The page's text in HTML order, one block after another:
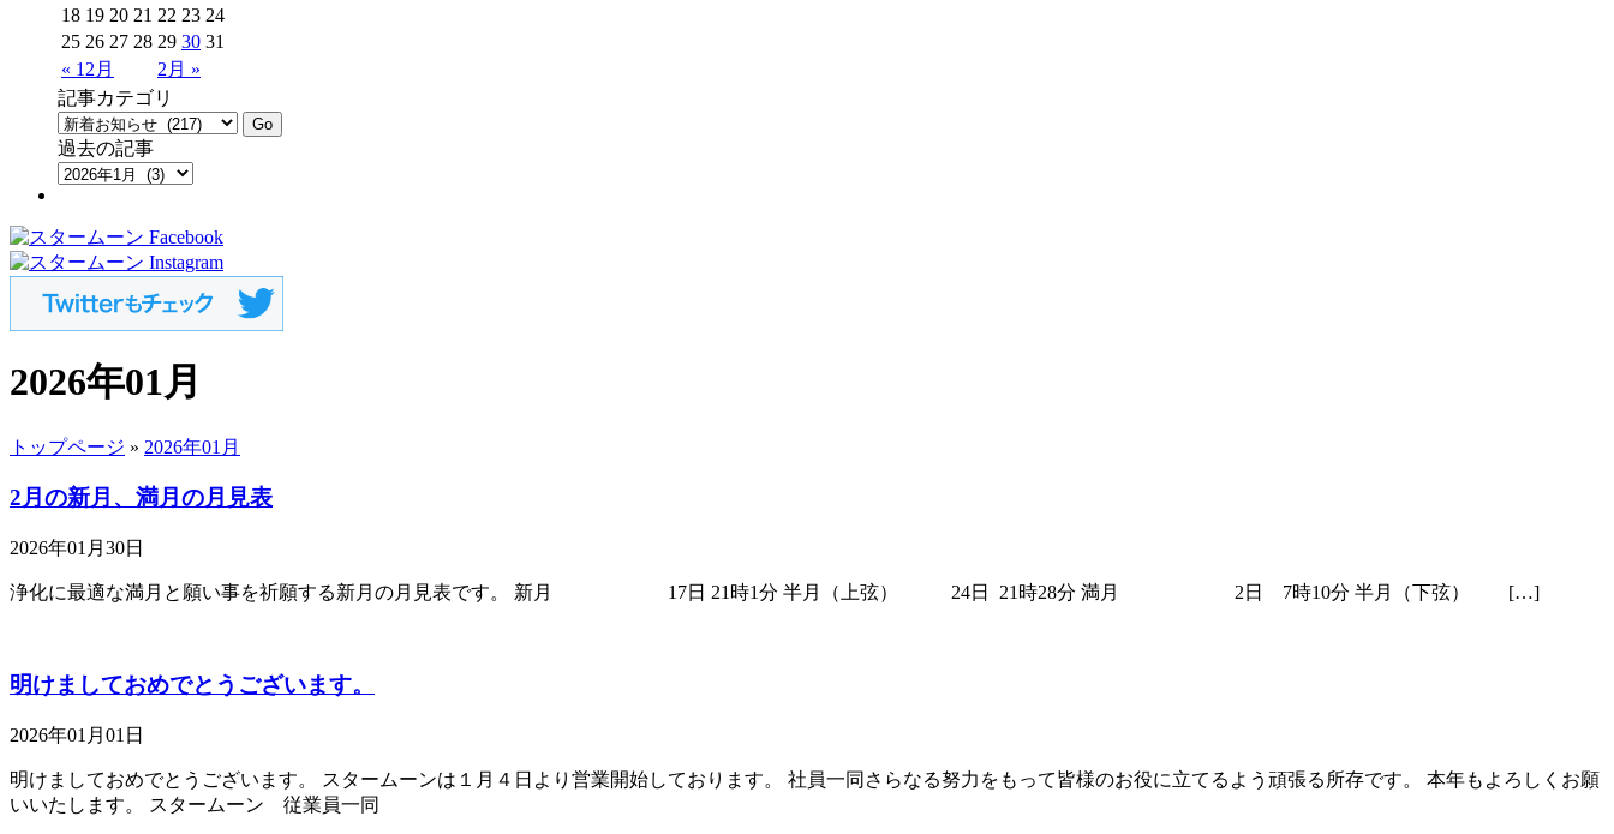
« 12月 2月 »
18 19 20 21 22 23 24
25 26 27 28 29 30 31
記事カテゴリ
過去の記事
2026年01月
トップページ » 2026年01月
2月の新月、満月の月見表
2026年01月30日
浄化に最適な満月と願い事を祈願する新月の月見表です。 新月 17日 21時1分 半月（上弦） 24日 21時28分 満月 2日 7時10分 半月（下弦） […]
明けましておめでとうございます。
2026年01月01日
明けましておめでとうございます。 スタームーンは１月４日より営業開始しております。 社員一同さらなる努力をもって皆様のお役に立てるよう頑張る所存です。 本年もよろしくお願
いいたします。 スタームーン 従業員一同